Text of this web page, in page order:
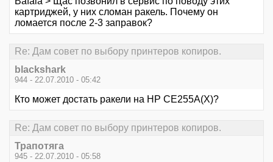
картриджей, у них сломан ракель. Почему он
ломается после 2-3 заправок?
Re: Дам совет по выбору принтеров копиров.
blackshark
944 - 22.07.2010 - 05:42
Кто может достать ракели на HP CE255A(X)?
Re: Дам совет по выбору принтеров копиров.
Трапотяга
945 - 22.07.2010 - 05:58